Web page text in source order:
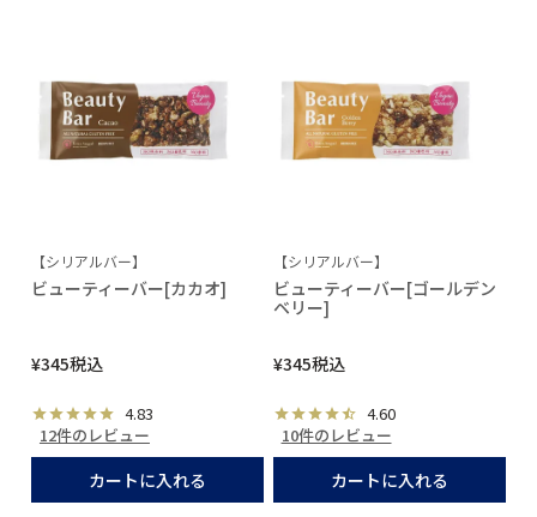
【シリアルバー】
ビューティーバー[カカオ]
¥345税込
4.83
12件のレビュー
カートに入れる
【シリアルバー】
ビューティーバー[ゴールデン
ベリー]
¥345税込
4.60
10件のレビュー
カートに入れる